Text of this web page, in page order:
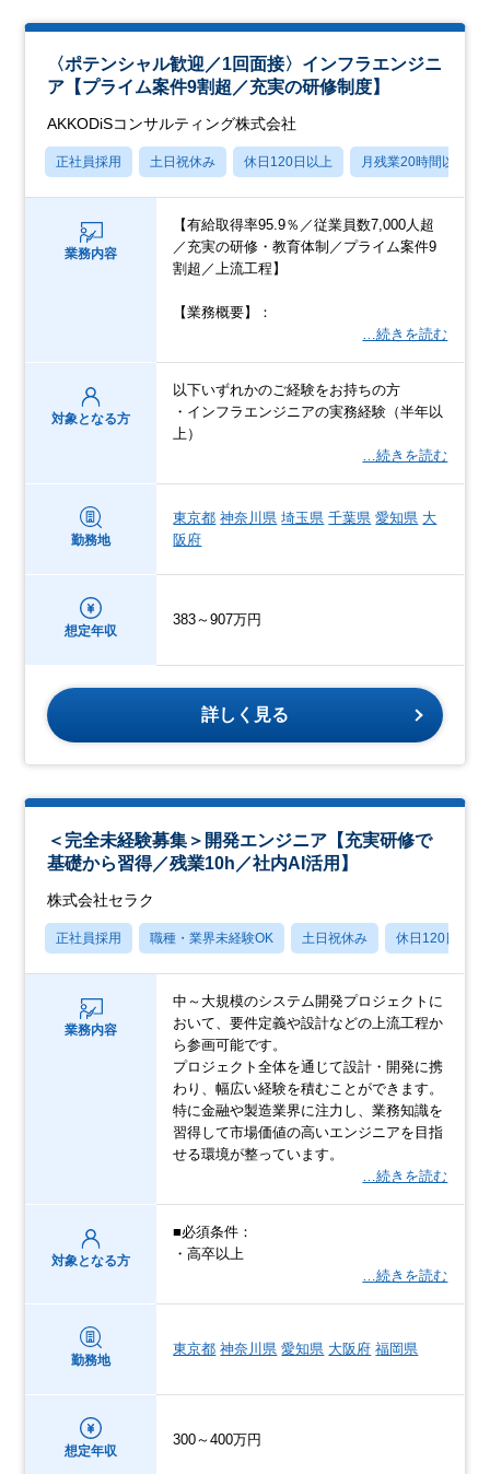
〈ポテンシャル歓迎／1回面接〉インフラエンジニ
ア【プライム案件9割超／充実の研修制度】
AKKODiSコンサルティング株式会社
正社員採用 土日祝休み 休日120日以上 月残業20時間以内
業務内容
【有給取得率95.9％／従業員数7,000人超
／充実の研修・教育体制／プライム案件9
割超／上流工程】
【業務概要】：
…続きを読む
対象となる方
以下いずれかのご経験をお持ちの方
・インフラエンジニアの実務経験（半年以
上）
…続きを読む
勤務地
東京都 神奈川県 埼玉県 千葉県 愛知県 大
阪府
想定年収
383～907万円
詳しく見る
＜完全未経験募集＞開発エンジニア【充実研修で
基礎から習得／残業10h／社内AI活用】
株式会社セラク
正社員採用 職種・業界未経験OK 土日祝休み 休日120日以上
業務内容
中～大規模のシステム開発プロジェクトに
おいて、要件定義や設計などの上流工程か
ら参画可能です。
プロジェクト全体を通じて設計・開発に携
わり、幅広い経験を積むことができます。
特に金融や製造業界に注力し、業務知識を
習得して市場価値の高いエンジニアを目指
せる環境が整っています。
…続きを読む
対象となる方
■必須条件：
・高卒以上
…続きを読む
勤務地
東京都 神奈川県 愛知県 大阪府 福岡県
想定年収
300～400万円